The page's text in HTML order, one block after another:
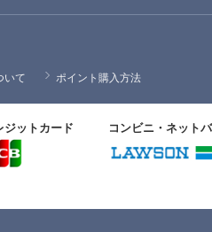
いて ポイント購入方法
ジットカード コンビニ・ネット